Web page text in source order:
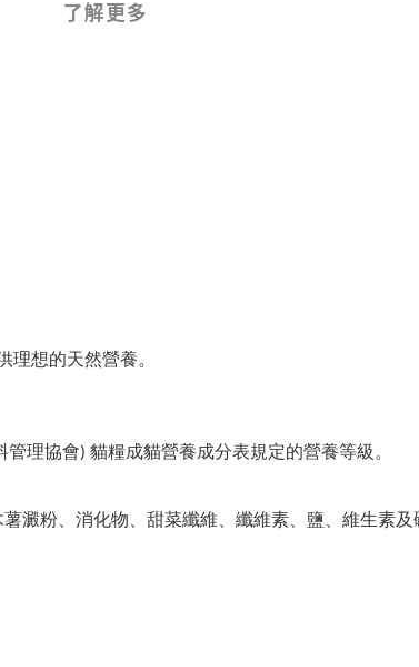
了解更多
想的天然營養。
管理協會) 貓糧成貓營養成分表規定的營養等級。
薯澱粉、消化物、甜菜纖維、纖維素、鹽、維生素